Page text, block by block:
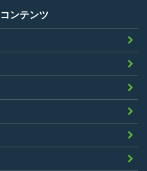
明書を持参できるこ
ービスにおいて、不
行為、クレジットカ
の他問題のある行為を
勢力の関係者でな
反あるいは公序良俗違
活動を行ったことがな
ンテンツ